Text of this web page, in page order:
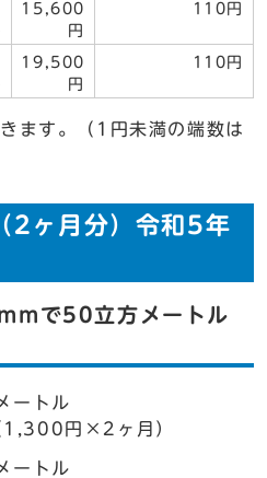
15,600
円
110円
19,500
円
110円
ます。（1円未満の端数は
2ヶ月分）令和5年
で50立方メートル
ートル
1,300円×2ヶ月）
ートル